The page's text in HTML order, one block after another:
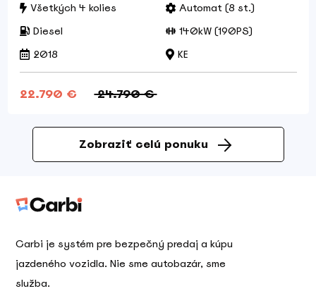
Všetkých 4 kolies
Automat (8 st.)
Diesel
140kW (190PS)
2018
KE
22.790 € 24.790 €
Zobraziť celú ponuku
Carbi je systém pre bezpečný predaj a kúpu
jazdeného vozidla. Nie sme autobazár, sme
služba.